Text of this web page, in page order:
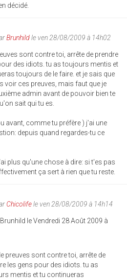
décidé.
Brunhildle ven 28/08/2009 à 14h02
sont contre toi, arrête de prendre
des idiots. tu as toujours mentis et
toujours de le faire. et je sais que
voir ces preuves, mais faut que je
admin avant de pouvoir bien te
sait qui tu es.
avant, comme tu préfère ) j'ai une
depuis quand regardes-tu ce
plus qu'une chose à dire: si t'es pas
ça sert à rien que tu reste.
Chicolifele ven 28/08/2009 à 14h14
le Vendredi 28 Août 2009 à
preuves sont contre toi, arrête de
les gens pour des idiots. tu as
mentis et tu continueras